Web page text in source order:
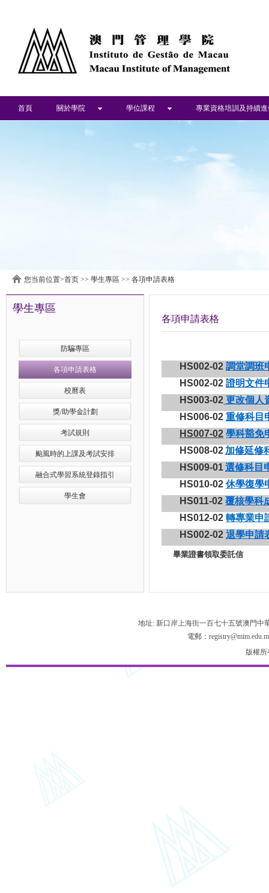
首頁 關於學院 學位課程 專業資格培訓及持續
您当前位置>首页 >> 學生專區 >> 各項申請表格
學生專區
防騙專區
各項申請表格
校曆表
獎/助學金計劃
考試規則
颱風時的上課及考試安排
融合式學習系統登錄指引
學生會
各項申請表格
HS002-02 調堂調班
HS002-02 證明文件
HS003-02 更改個人
HS006-02 重修科目
HS007-02 學科豁免
HS008-02 加修延修
HS009-01選修科目
HS010-02 休學復學
HS011-02 覆核學科
HS012-02 轉專業申
HS002-02 退學申請
畢業證書領取委託信
地址: 新口岸上海街一百七十五號澳門中
電郵：
版權